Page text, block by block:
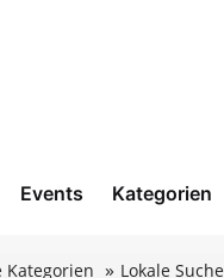
Events Kategorien
Kategorien Lokale Suche